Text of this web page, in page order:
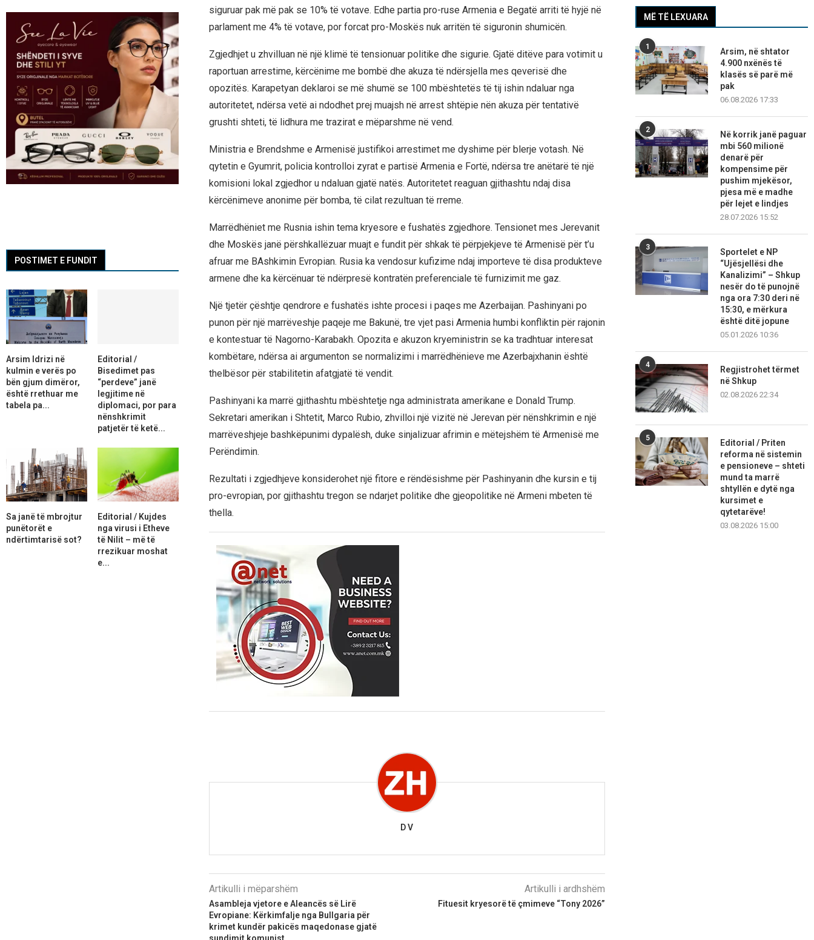
siguruar pak më pak se 10% të votave. Edhe partia pro-ruse Armenia e Begatë arriti të hyjë në
parlament me 4% të votave, por forcat pro-Moskës nuk arritën të siguronin shumicën.
Zgjedhjet u zhvilluan në një klimë të tensionuar politike dhe sigurie. Gjatë ditëve para votimit u
raportuan arrestime, kërcënime me bombë dhe akuza të ndërsjella mes qeverisë dhe
opozitës. Karapetyan deklaroi se më shumë se 100 mbështetës të tij ishin ndaluar nga
autoritetet, ndërsa vetë ai ndodhet prej muajsh në arrest shtëpie nën akuza për tentativë
grushti shteti, të lidhura me trazirat e mëparshme në vend.
Ministria e Brendshme e Armenisë justifikoi arrestimet me dyshime për blerje votash. Në
qytetin e Gyumrit, policia kontrolloi zyrat e partisë Armenia e Fortë, ndërsa tre anëtarë të një
komisioni lokal zgjedhor u ndaluan gjatë natës. Autoritetet reaguan gjithashtu ndaj disa
kërcënimeve anonime për bomba, të cilat rezultuan të rreme.
Marrëdhëniet me Rusnia ishin tema kryesore e fushatës zgjedhore. Tensionet mes Jerevanit
dhe Moskës janë përshkallëzuar muajt e fundit për shkak të përpjekjeve të Armenisë për t’u
afruar me BAshkimin Evropian. Rusia ka vendosur kufizime ndaj importeve të disa produkteve
armene dhe ka kërcënuar të ndërpresë kontratën preferenciale të furnizimit me gaz.
Një tjetër çështje qendrore e fushatës ishte procesi i paqes me Azerbaijan. Pashinyani po
punon për një marrëveshje paqeje me Bakunë, tre vjet pasi Armenia humbi konfliktin për rajonin
e kontestuar të Nagorno-Karabakh. Opozita e akuzon kryeministrin se ka tradhtuar interesat
kombëtare, ndërsa ai argumenton se normalizimi i marrëdhënieve me Azerbajxhanin është
thelbësor për stabilitetin afatgjatë të vendit.
Pashinyani ka marrë gjithashtu mbështetje nga administrata amerikane e Donald Trump.
Sekretari amerikan i Shtetit, Marco Rubio, zhvilloi një vizitë në Jerevan për nënshkrimin e një
marrëveshjeje bashkëpunimi dypalësh, duke sinjalizuar afrimin e mëtejshëm të Armenisë me
Perëndimin.
Rezultati i zgjedhjeve konsiderohet një fitore e rëndësishme për Pashinyanin dhe kursin e tij
pro-evropian, por gjithashtu tregon se ndarjet politike dhe gjeopolitike në Armeni mbeten të
thella.
D V
Artikulli i mëparshëm
Asambleja vjetore e Aleancës së Lirë
Evropiane: Kërkimfalje nga Bullgaria për
krimet kundër pakicës maqedonase gjatë
Artikulli i ardhshëm
Fituesit kryesorë të çmimeve “Tony 2026”
MË TË LEXUARA
1
Arsim, në shtator
4.900 nxënës të
klasës së parë më
pak
06.08.2026 17:33
2
Në korrik janë paguar
mbi 560 milionë
denarë për
kompensime për
pushim mjekësor,
pjesa më e madhe
për lejet e lindjes
28.07.2026 15:52
3
Sportelet e NP
“Ujësjellësi dhe
Kanalizimi” – Shkup
nesër do të punojnë
nga ora 7:30 deri në
15:30, e mërkura
është ditë jopune
05.01.2026 10:36
4
Regjistrohet tërmet
në Shkup
02.08.2026 22:34
5
Editorial / Priten
reforma në sistemin
e pensioneve – shteti
mund ta marrë
shtyllën e dytë nga
kursimet e
qytetarëve!
03.08.2026 15:00
POSTIMET E FUNDIT
Arsim Idrizi në
kulmin e verës po
bën gjum dimëror,
është rrethuar me
tabela pa...
Editorial /
Bisedimet pas
“perdeve” janë
legjitime në
diplomaci, por para
nënshkrimit
patjetër të ketë...
Sa janë të mbrojtur
punëtorët e
ndërtimtarisë sot?
Editorial / Kujdes
nga virusi i Etheve
të Nilit – më të
rrezikuar moshat
e...